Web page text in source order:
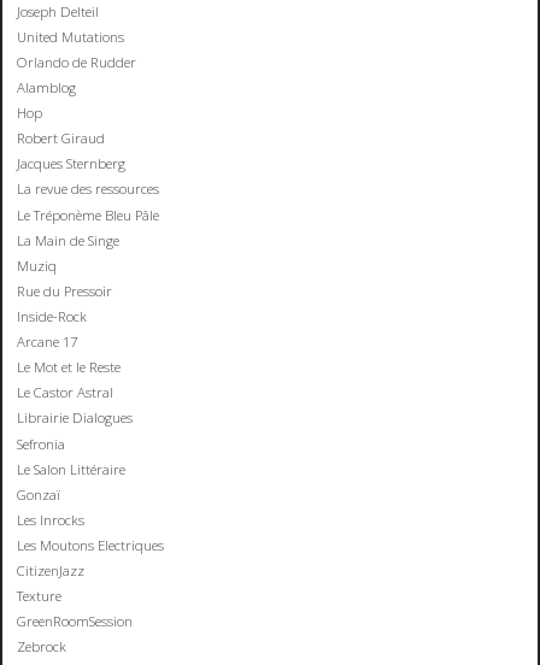
Joseph Delteil
United Mutations
Orlando de Rudder
Alamblog
Hop
Robert Giraud
Jacques Sternberg
La revue des ressources
Le Tréponème Bleu Pâle
La Main de Singe
Muziq
Rue du Pressoir
Inside-Rock
Arcane 17
Le Mot et le Reste
Le Castor Astral
Librairie Dialogues
Sefronia
Le Salon Littéraire
Gonzaï
Les Inrocks
Les Moutons Electriques
CitizenJazz
Texture
GreenRoomSession
Zebrock